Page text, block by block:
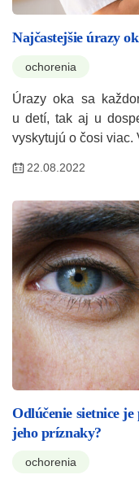
Najčastejšie úrazy
ochorenia
Úrazy oka sa
u detí, tak aj u
vyskytujú o čosi
22.08.2022
Odlúčenie sietnice
jeho príznaky?
ochorenia